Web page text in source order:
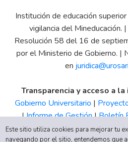
Institución de educación
vigilancia del Mineducación.
Resolución 58 del 16 de
por el Ministerio de Gobierno. |
en
Transparencia y acceso a
Gobierno Universitario |
|Informe de Gestión|Boletín
Tributario|Estados Financieros |
Este sitio utiliza cookies para mejorar tu
navegando por el sitio, entendemos que